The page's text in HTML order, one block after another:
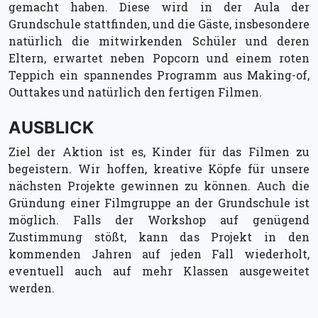
gemacht haben. Diese wird in der Aula der
Grundschule stattfinden, und die Gäste, insbesondere
natürlich die mitwirkenden Schüler und deren
Eltern, erwartet neben Popcorn und einem roten
Teppich ein spannendes Programm aus Making-of,
Outtakes und natürlich den fertigen Filmen.
AUSBLICK
Ziel der Aktion ist es, Kinder für das Filmen zu
begeistern. Wir hoffen, kreative Köpfe für unsere
nächsten Projekte gewinnen zu können. Auch die
Gründung einer Filmgruppe an der Grundschule ist
möglich. Falls der Workshop auf genügend
Zustimmung stößt, kann das Projekt in den
kommenden Jahren auf jeden Fall wiederholt,
eventuell auch auf mehr Klassen ausgeweitet
werden.